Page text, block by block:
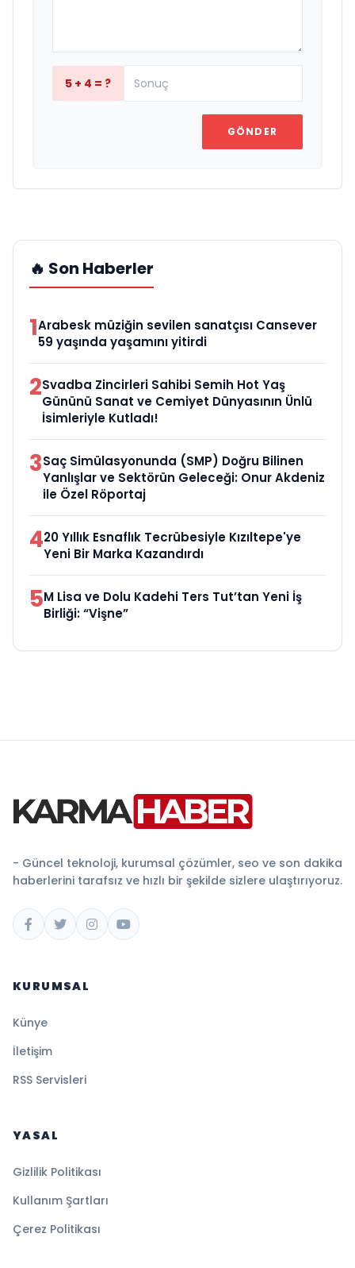
5 + 4 = ?
GÖNDER
🔥 Son Haberler
1Arabesk müziğin sevilen sanatçısı Cansever
59 yaşında yaşamını yitirdi
2Svadba Zincirleri Sahibi Semih Hot Yaş
Gününü Sanat ve Cemiyet Dünyasının Ünlü
İsimleriyle Kutladı!
3Saç Simülasyonunda (SMP) Doğru Bilinen
Yanlışlar ve Sektörün Geleceği: Onur Akdeniz
ile Özel Röportaj
420 Yıllık Esnaflık Tecrübesiyle Kızıltepe'ye
Yeni Bir Marka Kazandırdı
5M Lisa ve Dolu Kadehi Ters Tut’tan Yeni İş
Birliği: “Vişne”
- Güncel teknoloji, kurumsal çözümler, seo ve son dakika
haberlerini tarafsız ve hızlı bir şekilde sizlere ulaştırıyoruz.
KURUMSAL
Künye
İletişim
RSS Servisleri
YASAL
Gizlilik Politikası
Kullanım Şartları
Çerez Politikası